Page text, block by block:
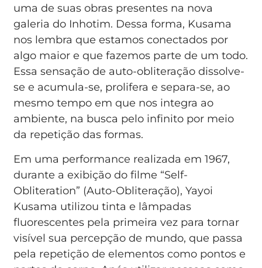
uma de suas obras presentes na nova
galeria do Inhotim. Dessa forma, Kusama
nos lembra que estamos conectados por
algo maior e que fazemos parte de um todo.
Essa sensação de auto-obliteração dissolve-
se e acumula-se, prolifera e separa-se, ao
mesmo tempo em que nos integra ao
ambiente, na busca pelo infinito por meio
da repetição das formas.
Em uma performance realizada em 1967,
durante a exibição do filme “Self-
Obliteration” (Auto-Obliteração), Yayoi
Kusama utilizou tinta e lâmpadas
fluorescentes pela primeira vez para tornar
visível sua percepção de mundo, que passa
pela repetição de elementos como pontos e